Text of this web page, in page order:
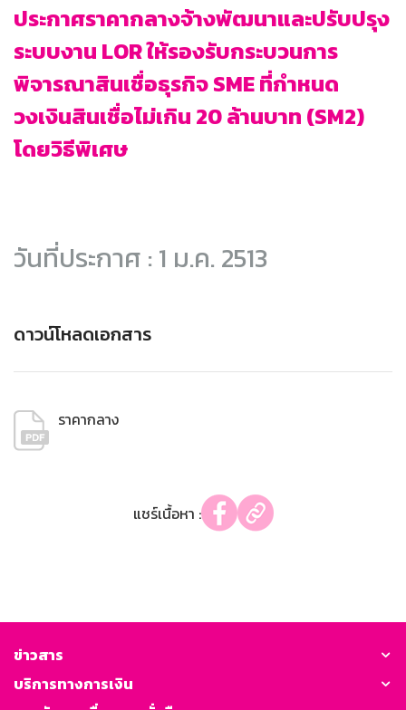
ประกาศราคากลางจ้างพัฒนาและปรับปรุง
ระบบงาน LOR ให้รองรับกระบวนการ
พิจารณาสินเชื่อธุรกิจ SME ที่กำหนด
วงเงินสินเชื่อไม่เกิน 20 ล้านบาท (SM2)
โดยวิธีพิเศษ
วันที่ประกาศ : 1 ม.ค. 2513
ดาวน์โหลดเอกสาร
ราคากลาง
แชร์เนื้อหา :
ข่าวสาร
บริการทางการเงิน